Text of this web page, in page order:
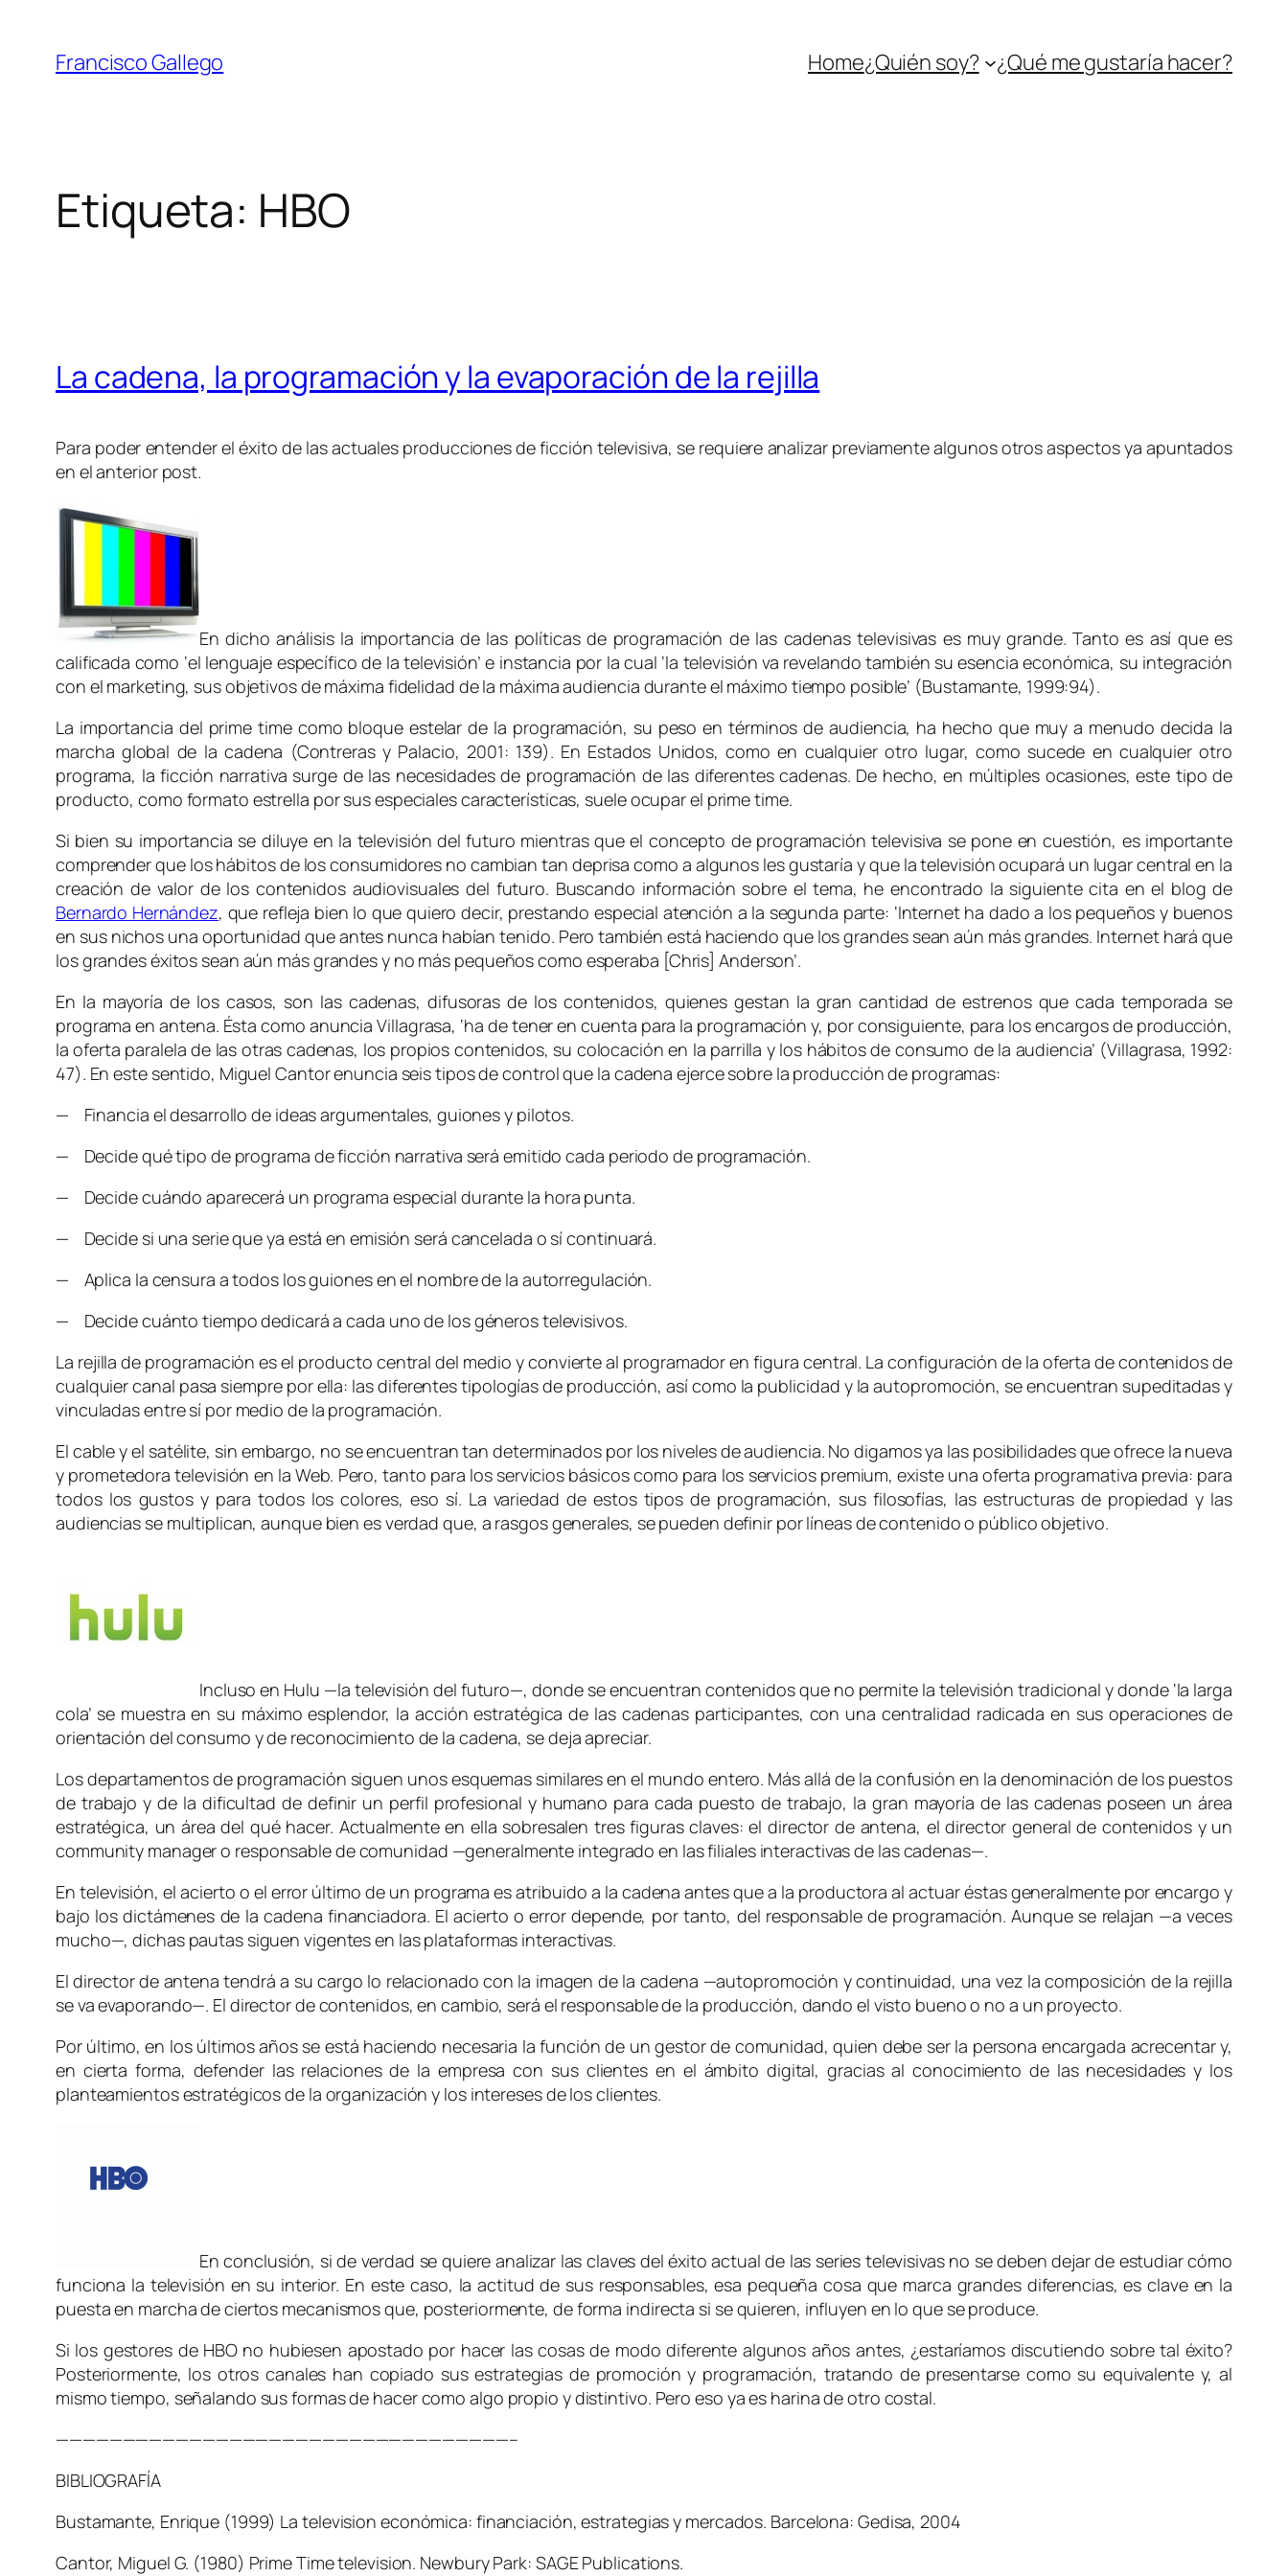
contenido
Francisco Gallego Home¿Quién soy? ¿Qué me gustaría hacer?
Etiqueta: HBO
La cadena, la programación y la evaporación de la rejilla
Para poder entender el éxito de las actuales producciones de ficción televisiva, se requiere analizar previamente algunos otros aspectos ya apuntados
en el anterior post.
En dicho análisis la importancia de las políticas de programación de las cadenas televisivas es muy grande. Tanto es así que es
calificada como ‘el lenguaje específico de la televisión’ e instancia por la cual ‘la televisión va revelando también su esencia económica, su integración
con el marketing, sus objetivos de máxima fidelidad de la máxima audiencia durante el máximo tiempo posible’ (Bustamante, 1999:94).
La importancia del prime timecomo bloque estelar de la programación, su peso en términos de audiencia, ha hecho que muy a menudo decida la
marcha global de la cadena (Contreras y Palacio, 2001: 139). En Estados Unidos, como en cualquier otro lugar, como sucede en cualquier otro
programa, la ficción narrativa surge de las necesidades de programación de las diferentes cadenas. De hecho, en múltiples ocasiones, este tipo de
producto, como formato estrella por sus especiales características, suele ocupar el prime time.
Si bien su importancia se diluye en la televisión del futuro mientras que el concepto de programación televisiva se pone en cuestión, es importante
comprender que los hábitos de los consumidores no cambian tan deprisa como a algunos les gustaría y que la televisión ocupará un lugar central en la
creación de valor de los contenidos audiovisuales del futuro. Buscando información sobre el tema, he encontrado la siguiente cita en el blog de
Bernardo Hernández, que refleja bien lo que quiero decir, prestando especial atención a la segunda parte: ‘Internet ha dado a los pequeños y buenos
en sus nichos una oportunidad que antes nunca habían tenido. Pero también está haciendo que los grandes sean aún más grandes. Internet hará que
los grandes éxitos sean aún más grandes y no más pequeños como esperaba [Chris] Anderson’.
En la mayoría de los casos, son las cadenas, difusoras de los contenidos, quienes gestan la gran cantidad de estrenos que cada temporada se
programa en antena. Ésta como anuncia Villagrasa, ‘ha de tener en cuenta para la programación y, por consiguiente, para los encargos de producción,
la oferta paralela de las otras cadenas, los propios contenidos, su colocación en la parrilla y los hábitos de consumo de la audiencia’ (Villagrasa, 1992:
47). En este sentido, Miguel Cantor enuncia seis tipos de control que la cadena ejerce sobre la producción de programas:
— Financia el desarrollo de ideas argumentales, guiones y pilotos.
— Decide qué tipo de programa de ficción narrativa será emitido cada periodo de programación.
— Decide cuándo aparecerá un programa especial durante la hora punta.
— Decide si una serie que ya está en emisión será cancelada o sí continuará.
— Aplica la censura a todos los guiones en el nombre de la autorregulación.
— Decide cuánto tiempo dedicará a cada uno de los géneros televisivos.
La rejilla de programación es el producto central del medio y convierte al programador en figura central. La configuración de la oferta de contenidos de
cualquier canal pasa siempre por ella: las diferentes tipologías de producción, así como la publicidad y la autopromoción, se encuentran supeditadas y
vinculadas entre sí por medio de la programación.
El cable y el satélite, sin embargo, no se encuentran tan determinados por los niveles de audiencia. No digamos ya las posibilidades que ofrece la nueva
y prometedora televisión en la Web. Pero, tanto para los servicios básicos como para los servicios premium, existe una oferta programativa previa: para
todos los gustos y para todos los colores, eso sí. La variedad de estos tipos de programación, sus filosofías, las estructuras de propiedad y las
audiencias se multiplican, aunque bien es verdad que, a rasgos generales, se pueden definir por líneas de contenido o público objetivo.
Incluso en Hulu —la televisión del futuro—, donde se encuentran contenidos que no permite la televisión tradicional y donde ‘la larga
cola’ se muestra en su máximo esplendor, la acción estratégica de las cadenas participantes, con una centralidad radicada en sus operaciones de
orientación del consumo y de reconocimiento de la cadena, se deja apreciar.
Los departamentos de programación siguen unos esquemas similares en el mundo entero. Más allá de la confusión en la denominación de los puestos
de trabajo y de la dificultad de definir un perfil profesional y humano para cada puesto de trabajo, la gran mayoría de las cadenas poseen un área
estratégica, un área del qué hacer. Actualmente en ella sobresalen tres figuras claves: el director de antena, el director general de contenidos y un
community managero responsable de comunidad —generalmente integrado en las filiales interactivas de las cadenas—.
En televisión, el acierto o el error último de un programa es atribuido a la cadena antes que a la productora al actuar éstas generalmente por encargo y
bajo los dictámenes de la cadena financiadora. El acierto o error depende, por tanto, del responsable de programación. Aunque se relajan —a veces
mucho—, dichas pautas siguen vigentes en las plataformas interactivas.
El director de antena tendrá a su cargo lo relacionado con la imagen de la cadena —autopromoción y continuidad, una vez la composición de la rejilla
se va evaporando—. El director de contenidos, en cambio, será el responsable de la producción, dando el visto bueno o no a un proyecto.
Por último, en los últimos años se está haciendo necesaria la función de un gestor de comunidad, quien debe ser la persona encargada acrecentar y,
en cierta forma, defender las relaciones de la empresa con sus clientes en el ámbito digital, gracias al conocimiento de las necesidades y los
planteamientos estratégicos de la organización y los intereses de los clientes.
En conclusión, si de verdad se quiere analizar las claves del éxito actual de las series televisivas no se deben dejar de estudiar cómo
funciona la televisión en su interior. En este caso, la actitud de sus responsables, esa pequeña cosa que marca grandes diferencias, es clave en la
puesta en marcha de ciertos mecanismos que, posteriormente, de forma indirecta si se quieren, influyen en lo que se produce.
Si los gestores de HBO no hubiesen apostado por hacer las cosas de modo diferente algunos años antes, ¿estaríamos discutiendo sobre tal éxito?
Posteriormente, los otros canales han copiado sus estrategias de promoción y programación, tratando de presentarse como su equivalente y, al
mismo tiempo, señalando sus formas de hacer como algo propio y distintivo. Pero eso ya es harina de otro costal.
——————————————————————————————————–
BIBLIOGRAFÍA
Bustamante, Enrique (1999) La television económica: financiación, estrategias y mercados. Barcelona: Gedisa, 2004
Cantor, Miguel G. (1980) Prime Time television. Newbury Park: SAGE Publications.